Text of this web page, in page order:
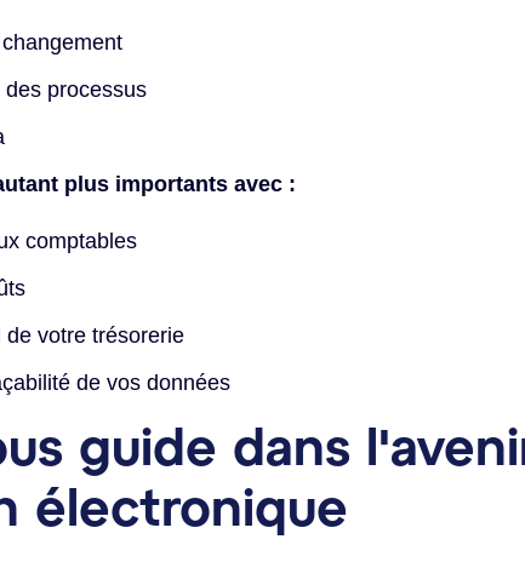
des processus
plus importants avec :
comptables
votre trésorerie
de vos données
guide dans
électronique